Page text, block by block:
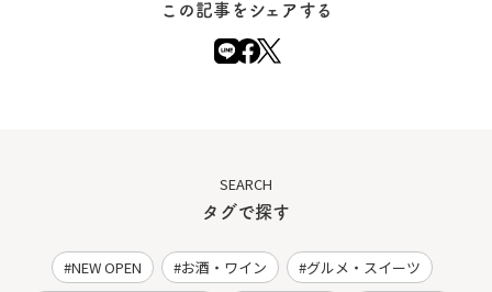
この記事をシェアする
SEARCH
タグで探す
NEW OPEN お酒・ワイン
グルメ・スイーツ